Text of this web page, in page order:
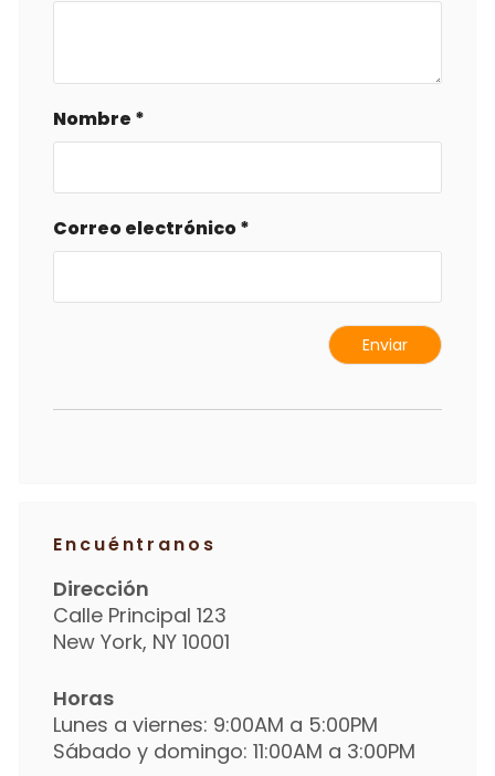
Nombre *
Correo electrónico*
Encuéntranos
Dirección
Calle Principal 123
New York, NY 10001
Horas
Lunes a viernes: 9:00AM a 5:00PM
Sábado y domingo: 11:00AM a 3:00PM